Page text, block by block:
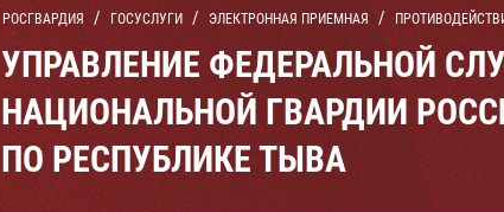
РОСГВАРДИЯ ГОСУСЛУГИ ЭЛЕКТРОННАЯ ПРИЕМНАЯ
УПРАВЛЕНИЕ ФЕДЕРАЛЬНОЙ
НАЦИОНАЛЬНОЙ ГВАРДИИ
ПО РЕСПУБЛИКЕ ТЫВА